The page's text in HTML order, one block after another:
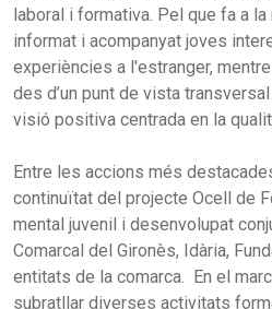
laboral i formativa. Pel que fa a la
informat i acompanyat joves
experiències a l'estranger,
des d’un punt de vista
visió positiva centrada en la
Entre les accions més
continuïtat del projecte Ocell de
mental juvenil i desenvolupat
Comarcal del Gironès, Idària,
entitats de la comarca. En el
subratllar diverses activitats